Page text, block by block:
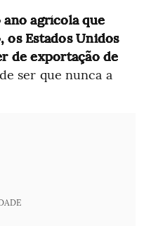
ano agrícola que
os Estados Unidos
de exportação de
ser que nunca a